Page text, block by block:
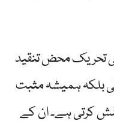
تحریک محض تنقید
بلکہ ہمیشہ مثبت
کرتی ہے۔ ان کے